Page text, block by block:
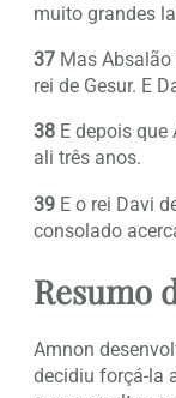
muito grandes
37 Mas
rei de Gesur. E
38 E depois
ali três anos.
39 E o rei Davi
consolado
Resumo
Amnon
decidiu forçá-la